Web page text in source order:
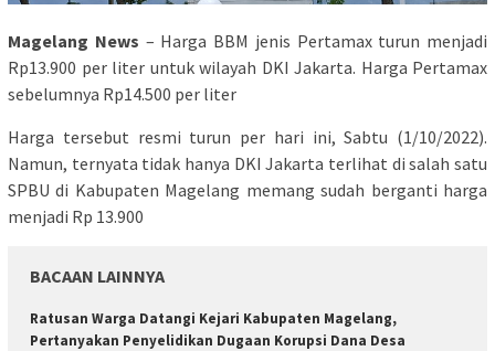
Magelang News – Harga BBM jenis Pertamax turun menjadi
Rp13.900 per liter untuk wilayah DKI Jakarta. Harga Pertamax
sebelumnya Rp14.500 per liter
Harga tersebut resmi turun per hari ini, Sabtu (1/10/2022).
Namun, ternyata tidak hanya DKI Jakarta terlihat di salah satu
SPBU di Kabupaten Magelang memang sudah berganti harga
menjadi Rp 13.900
BACAAN LAINNYA
Ratusan Warga Datangi Kejari Kabupaten Magelang,
Pertanyakan Penyelidikan Dugaan Korupsi Dana Desa